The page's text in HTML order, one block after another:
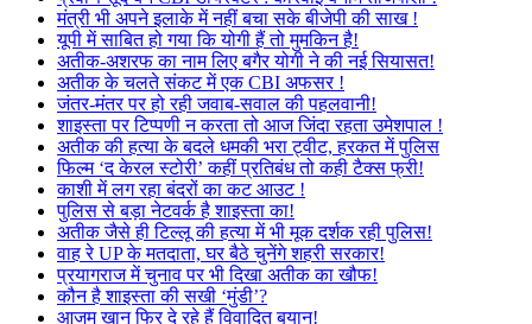
मंत्री भी अपने इलाके में नहीं बचा सके बीजेपी की साख !
यूपी में साबित हो गया कि योगी हैं तो मुमकिन है!
अतीक-अशरफ का नाम लिए बगैर योगी ने की नई सियासत!
अतीक के चलते संकट में एक CBI अफसर !
जंतर-मंतर पर हो रही जवाब-सवाल की पहलवानी!
शाइस्ता पर टिप्पणी न करता तो आज जिंदा रहता उमेशपाल !
अतीक की हत्या के बदले धमकी भरा ट्वीट, हरकत में पुलिस
फिल्म ‘द केरल स्टोरी’ कहीं प्रतिबंध तो कही टैक्स फ्री!
काशी में लग रहा बंदरों का कट आउट !
पुलिस से बड़ा नेटवर्क है शाइस्ता का!
अतीक जैसे ही टिल्लू की हत्या में भी मूक दर्शक रही पुलिस!
वाह रे UP के मतदाता, घर बैठे चुनेंगे शहरी सरकार!
प्रयागराज में चुनाव पर भी दिखा अतीक का खौफ!
कौन है शाइस्ता की सखी ‘मुंडी’?
आजम खान फिर दे रहे हैं विवादित बयान!